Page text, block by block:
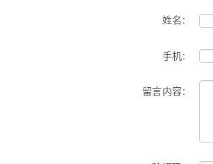
姓名:
手机:
留言内容: